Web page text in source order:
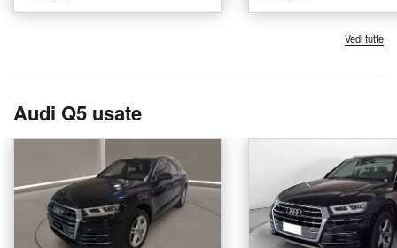
Vedi tutte
Audi Q5 usate